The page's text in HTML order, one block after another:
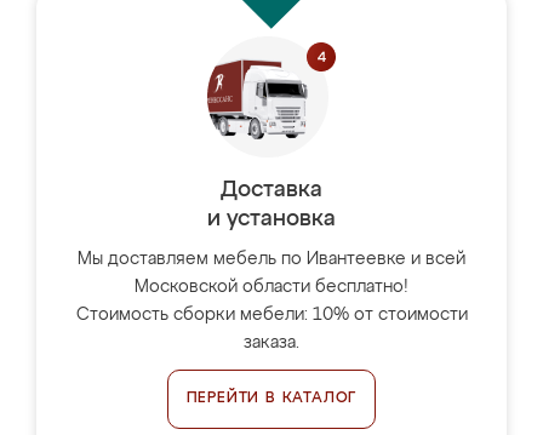
Доставка
и установка
Мы доставляем мебель по Ивантеевке и всей
Московской области бесплатно!
Стоимость сборки мебели: 10% от стоимости
заказа.
ПЕРЕЙТИ В КАТАЛОГ